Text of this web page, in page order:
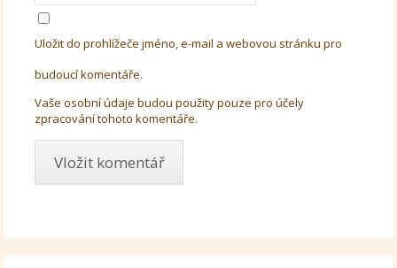
Uložit do prohlížeče jméno, e-mail a webovou stránku pro
budoucí komentáře.
Vaše osobní údaje budou použity pouze pro účely
zpracování tohoto komentáře.